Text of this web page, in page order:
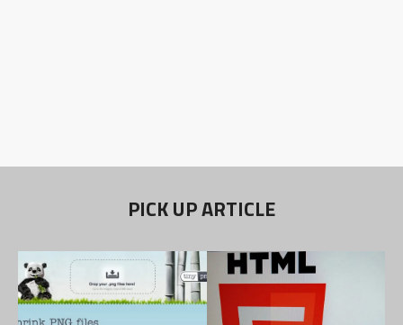
PICK UP ARTICLE